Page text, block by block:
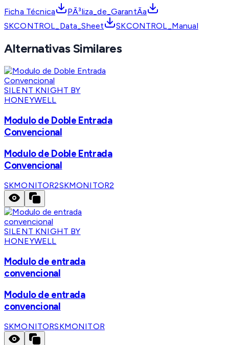
Ficha Técnica
PÃ³liza_de_GarantÃ­a
SKCONTROL_Data_Sheet
SKCONTROL_Manual
Alternativas Similares
SILENT KNIGHT BY
HONEYWELL
Modulo de Doble Entrada
Convencional
Modulo de Doble Entrada
Convencional
SKMONITOR2SKMONITOR2
SILENT KNIGHT BY
HONEYWELL
Modulo de entrada
convencional
Modulo de entrada
convencional
SKMONITORSKMONITOR